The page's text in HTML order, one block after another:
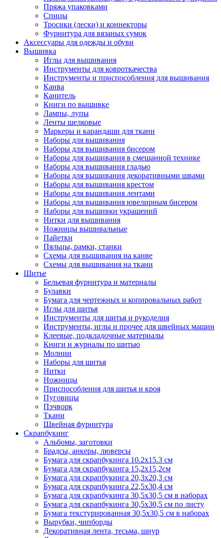
Пряжа упаковками
Спицы
Тросики (лески) и коннекторы
Фурнитура для вязаных сумок
Аксессуары для одежды и обуви
Вышивка
Иглы для вышивания
Инструменты для ковроткачества
Инструменты и приспособления для вышивания
Канва
Канитель
Книги по вышивке
Лампы, лупы
Ленты шелковые
Маркеры и карандаши для ткани
Наборы для вышивания
Наборы для вышивания бисером
Наборы для вышивания в смешанной технике
Наборы для вышивания гладью
Наборы для вышивания декоративными швами
Наборы для вышивания крестом
Наборы для вышивания лентами
Наборы для вышивания ювелирным бисером
Наборы для вышивки украшений
Нитки для вышивания
Ножницы вышивальные
Пайетки
Пяльцы, рамки, станки
Схемы для вышивания на канве
Схемы для вышивания на ткани
Шитье
Бельевая фурнитура и материалы
Булавки
Бумага для чертежных и копировальных работ
Иглы для шитья
Инструменты для шитья и рукоделия
Инструменты, иглы и прочее для швейных машин
Клеевые, подкладочные материалы
Книги и журналы по шитью
Молнии
Наборы для шитья
Нитки
Ножницы
Приспособления для шитья и кроя
Пуговицы
Пэчворк
Ткани
Швейная фурнитура
Скрапбукинг
Альбомы, заготовки
Брадсы, анкеры, люверсы
Бумага для скрапбукинга 10.2х15.3 см
Бумага для скрапбукинга 15,2х15,2см
Бумага для скрапбукинга 20,3х20,3 см
Бумага для скрапбукинга 22,5х30,4 см
Бумага для скрапбукинга 30,5х30,5 см в наборах
Бумага для скрапбукинга 30,5х30,5 см по листу
Бумага текстурированная 30,5х30,5 см в наборах
Вырубки, чипборды
Декоративная лента, тесьма, шнур